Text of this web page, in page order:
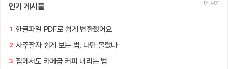
인기 게시물 더 보기
1 한글파일 PDF로 쉽게 변환했어요
2 사주팔자 쉽게 보는 법, 나만 몰랐나
3 집에서도 카페급 커피 내리는 법